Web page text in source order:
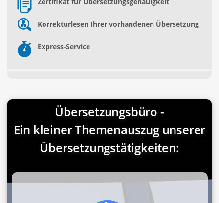
Korrekturlesen Ihrer vorhandenen Übersetzung
Express-Service
Übersetzungsbüro -
Ein kleiner Themenauszug unserer
Übersetzungstätigkeiten: